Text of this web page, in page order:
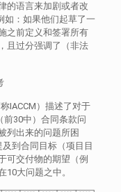
的语言来加剧或者改
如：如果他们起草了一
之前定义和签署所有
且过分强调了（非法
IACCM）描述了对于
前30中）合同条款问
列出来的问题所困
到合同目标（项目目
可交付物的期望（例
大问题之中。